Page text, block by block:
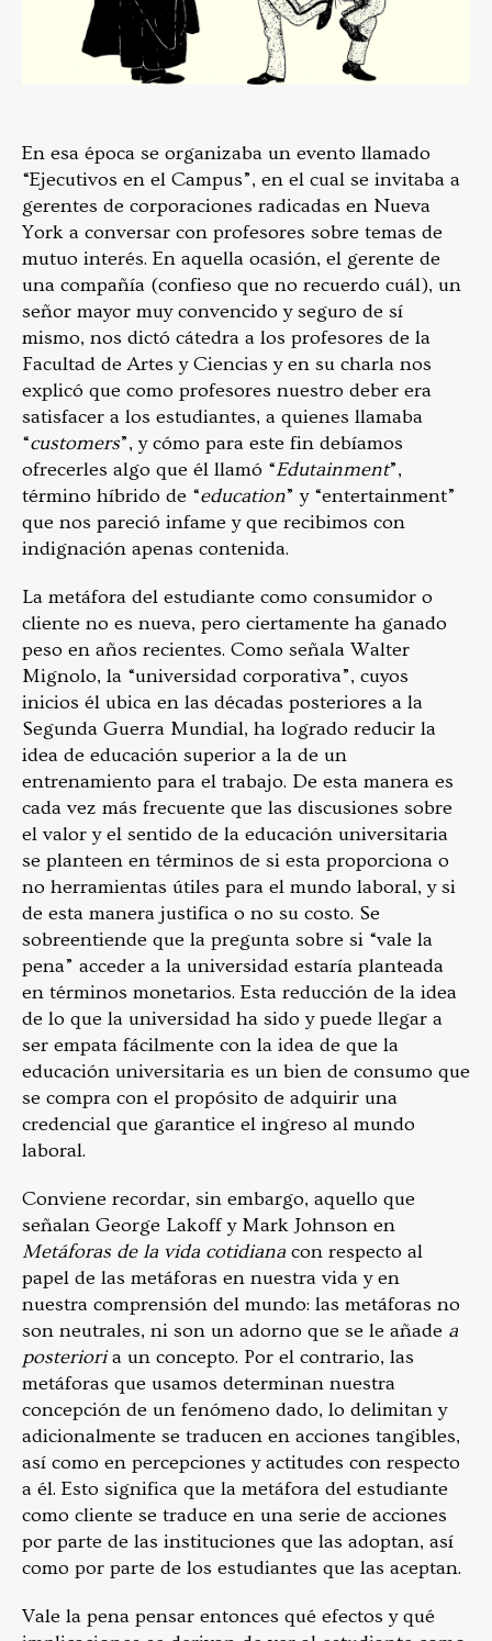
En esa época se organizaba un evento llamado
“Ejecutivos en el Campus”, en el cual se invitaba a
gerentes de corporaciones radicadas en Nueva
York a conversar con profesores sobre temas de
mutuo interés. En aquella ocasión, el gerente de
una compañía (confieso que no recuerdo cuál), un
señor mayor muy convencido y seguro de sí
mismo, nos dictó cátedra a los profesores de la
Facultad de Artes y Ciencias y en su charla nos
explicó que como profesores nuestro deber era
satisfacer a los estudiantes, a quienes llamaba
“customers”, y cómo para este fin debíamos
ofrecerles algo que él llamó “Edutainment”,
término híbrido de “education” y “entertainment”
que nos pareció infame y que recibimos con
indignación apenas contenida.
La metáfora del estudiante como consumidor o
cliente no es nueva, pero ciertamente ha ganado
peso en años recientes. Como señala Walter
Mignolo, la “universidad corporativa”, cuyos
inicios él ubica en las décadas posteriores a la
Segunda Guerra Mundial, ha logrado reducir la
idea de educación superior a la de un
entrenamiento para el trabajo. De esta manera es
cada vez más frecuente que las discusiones sobre
el valor y el sentido de la educación universitaria
se planteen en términos de si esta proporciona o
no herramientas útiles para el mundo laboral, y si
de esta manera justifica o no su costo. Se
sobreentiende que la pregunta sobre si “vale la
pena” acceder a la universidad estaría planteada
en términos monetarios. Esta reducción de la idea
de lo que la universidad ha sido y puede llegar a
ser empata fácilmente con la idea de que la
educación universitaria es un bien de consumo que
se compra con el propósito de adquirir una
credencial que garantice el ingreso al mundo
laboral.
Conviene recordar, sin embargo, aquello que
señalan George Lakoff y Mark Johnson en
Metáforas de la vida cotidiana con respecto al
papel de las metáforas en nuestra vida y en
nuestra comprensión del mundo: las metáforas no
son neutrales, ni son un adorno que se le añade a
posterioria un concepto. Por el contrario, las
metáforas que usamos determinan nuestra
concepción de un fenómeno dado, lo delimitan y
adicionalmente se traducen en acciones tangibles,
así como en percepciones y actitudes con respecto
a él. Esto significa que la metáfora del estudiante
como cliente se traduce en una serie de acciones
por parte de las instituciones que las adoptan, así
como por parte de los estudiantes que las aceptan.
Vale la pena pensar entonces qué efectos y qué